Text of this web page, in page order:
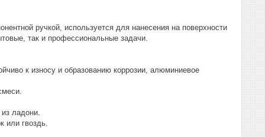
ручкой, используется для нанесения на поверхности
так и профессиональные задачи.
к износу и образованию коррозии, алюминиевое
ладони.
или гвоздь.